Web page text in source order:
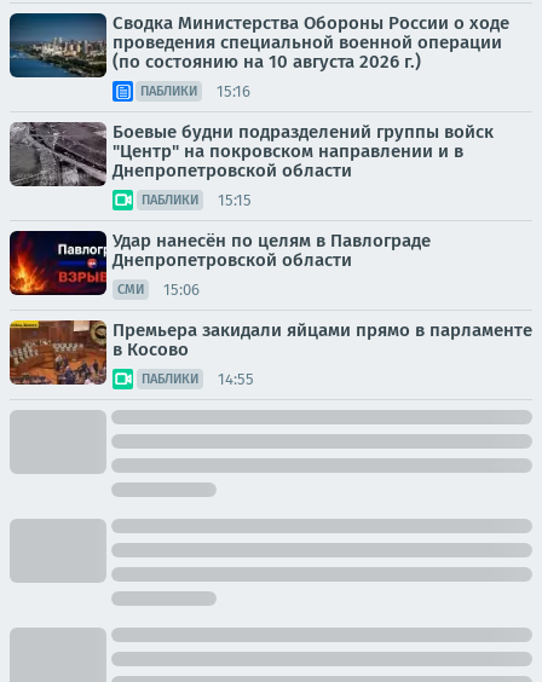
Сводка Министерства Обороны России о ходе
проведения специальной военной операции
(по состоянию на 10 августа 2026 г.)
ПАБЛИКИ 15:16
Боевые будни подразделений группы войск
"Центр" на покровском направлении и в
Днепропетровской области
ПАБЛИКИ 15:15
Удар нанесён по целям в Павлограде
Днепропетровской области
СМИ 15:06
Премьера закидали яйцами прямо в парламенте
в Косово
ПАБЛИКИ 14:55